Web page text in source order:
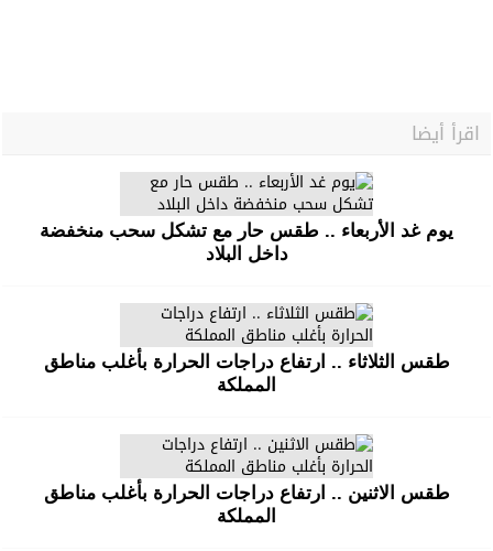
اقرأ أيضا
يوم غد الأربعاء .. طقس حار مع تشكل سحب منخفضة
داخل البلاد
طقس الثلاثاء .. ارتفاع دراجات الحرارة بأغلب مناطق
المملكة
طقس الاثنين .. ارتفاع دراجات الحرارة بأغلب مناطق
المملكة